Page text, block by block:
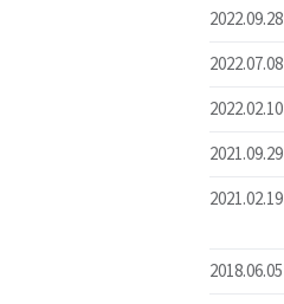
2022.09.28
2022.07.08
2022.02.10
2021.09.29
2021.02.19
2018.06.05